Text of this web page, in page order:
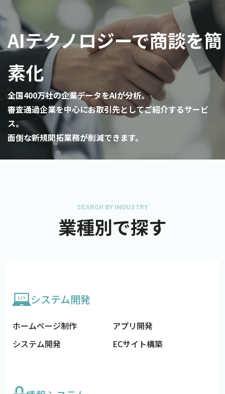
AIテクノロジーで商談を簡
素化
全国400万社の企業データをAIが分析。
審査通過企業を中心にお取引先としてご紹介するサービ
ス。
面倒な新規開拓業務が削減できます。
SEARCH BY INDUSTRY
業種別で探す
システム開発
ホームページ制作
アプリ開発
システム開発
ECサイト構築